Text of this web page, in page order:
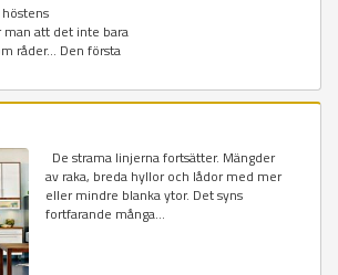
man att det inte bara
råder... Den första
De strama linjerna fortsätter. Mängder
av raka, breda hyllor och lådor med mer
eller mindre blanka ytor. Det syns
fortfarande många...